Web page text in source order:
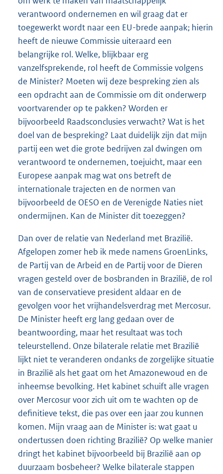
verantwoord ondernemen en wil graag dat er
toegewerkt wordt naar een EU-brede aanpak; hierin
heeft de nieuwe Commissie uiteraard een
belangrijke rol. Welke, blijkbaar erg
vanzelfsprekende, rol heeft de Commissie volgens
de Minister? Moeten wij deze bespreking zien als
een opdracht aan de Commissie om dit onderwerp
voortvarender op te pakken? Worden er
bijvoorbeeld Raadsconclusies verwacht? Wat is het
doel van de bespreking? Laat duidelijk zijn dat mijn
partij een wet die grote bedrijven zal dwingen om
verantwoord te ondernemen, toejuicht, maar een
Europese aanpak mag wat ons betreft de
internationale trajecten en de normen van
bijvoorbeeld de OESO en de Verenigde Naties niet
ondermijnen. Kan de Minister dit toezeggen?
Dan over de relatie van Nederland met Brazilië.
Afgelopen zomer heb ik mede namens GroenLinks,
de Partij van de Arbeid en de Partij voor de Dieren
vragen gesteld over de bosbranden in Brazilië, de rol
van de conservatieve president aldaar en de
gevolgen voor het vrijhandelsverdrag met Mercosur.
De Minister heeft erg lang gedaan over de
beantwoording, maar het resultaat was toch
teleurstellend. Onze bilaterale relatie met Brazilië
lijkt niet te veranderen ondanks de zorgelijke situatie
in Brazilië als het gaat om het Amazonewoud en de
inheemse bevolking. Het kabinet schuift alle vragen
over Mercosur voor zich uit om te wachten op de
definitieve tekst, die pas over een jaar zou kunnen
komen. Mijn vraag aan de Minister is: wat gaat u
ondertussen doen richting Brazilië? Op welke manier
dringt het kabinet bijvoorbeeld bij Brazilië aan op
duurzaam bosbeheer? Welke bilaterale stappen